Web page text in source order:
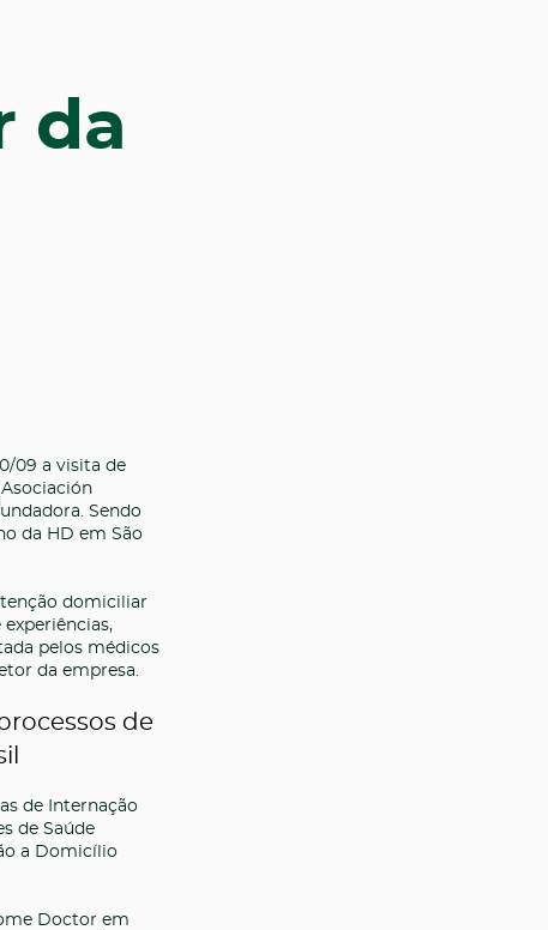
da
09 a visita de
Sendo
da HD em São
domiciliar
pelos médicos
da empresa.
de
de Internação
de Saúde
a Domicílio
Doctor em